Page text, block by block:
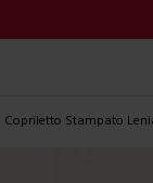
Copriletto Stampato